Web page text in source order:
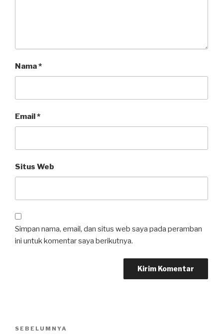
Nama*
Email*
Situs Web
Simpan nama, email, dan situs web saya pada peramban
ini untuk komentar saya berikutnya.
Pos
SEBELUMNYA